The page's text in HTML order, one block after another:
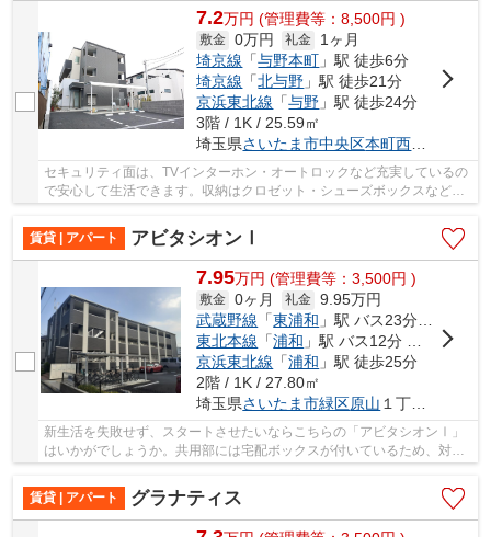
7.2万円 (管理費等：8,500円 )
敷金 0万円 礼金
1ヶ月
埼京線 「与野本町 」駅 徒歩6分
埼京線 「北与野 」駅 徒歩21分
京浜東北線 「与野 」駅 徒歩24分
3階 / 1K / 25.59㎡
埼玉県さいたま市中央区本町西１丁目３-
セキュリティ面は、TVインターホン・オートロックなど充実しているの
で安心して生活できます。収納はクロゼット・シューズボックスなどが
賃貸 | アパート
アビタシオンⅠ
7.95万円 (管理費等：3,500円 )
敷金 0ヶ月 礼金 9.95万円
武蔵野線 「東浦和 」駅 バス23分 「原山」 停歩4分
東北本線 「浦和 」駅 バス12分 「原山」 停歩2分
京浜東北線 「浦和 」駅 徒歩25分
2階 / 1K / 27.80㎡
埼玉県さいたま市緑区原山 １丁目２－７
新生活を失敗せず、スタートさせたいならこちらの「アビタシオンⅠ」
はいかがでしょうか。共用部には宅配ボックスが付いているため、対面
賃貸 | アパート
グラナティス